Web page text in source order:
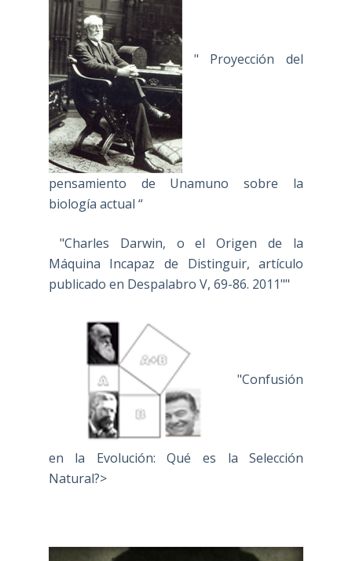
" Proyección del
pensamiento de Unamuno sobre la
biología actual “
"Charles Darwin, o el Origen de la
Máquina Incapaz de Distinguir, artículo
publicado en Despalabro V, 69-86. 2011""
"Confusión
en la Evolución: Qué es la Selección
Natural?>